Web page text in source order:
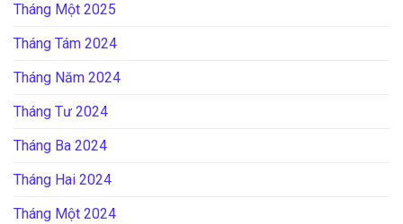
Tháng Một 2025
Tháng Tám 2024
Tháng Năm 2024
Tháng Tư 2024
Tháng Ba 2024
Tháng Hai 2024
Tháng Một 2024